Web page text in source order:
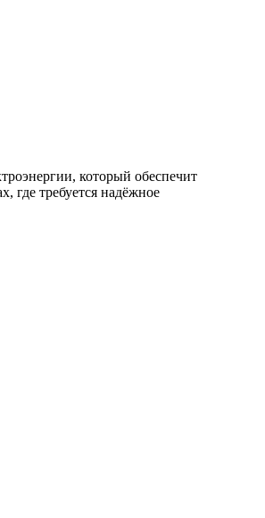
который обеспечит
где требуется надёжное